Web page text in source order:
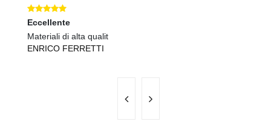
Eccellente
Materiali di alta qualit
ENRICO FERRETTI